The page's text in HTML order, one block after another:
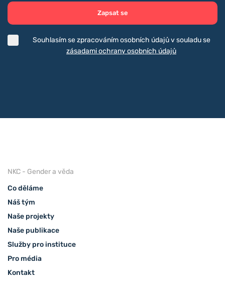
Zapsat se
Souhlasím se zpracováním osobních údajů v souladu se
zásadami ochrany osobních údajů
NKC - Gender a věda
Co děláme
Náš tým
Naše projekty
Naše publikace
Služby pro instituce
Pro média
Kontakt